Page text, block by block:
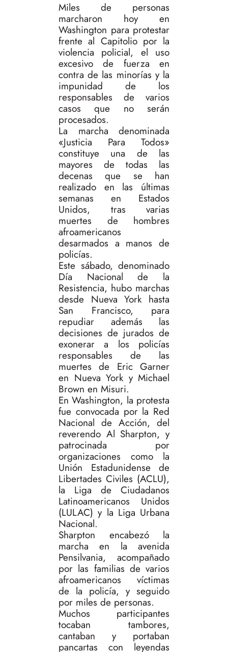
Miles de personas
marcharon hoy en
Washington para protestar
frente al Capitolio por la
violencia policial, el uso
excesivo de fuerza en
contra de las minorías y la
impunidad de los
responsables de varios
casos que no serán
procesados.
La marcha denominada
«Justicia Para Todos»
constituye una de las
mayores de todas las
decenas que se han
realizado en las últimas
semanas en Estados
Unidos, tras varias
muertes de hombres
afroamericanos
desarmados a manos de
policías.
Este sábado, denominado
Día Nacional de la
Resistencia, hubo marchas
desde Nueva York hasta
San Francisco, para
repudiar además las
decisiones de jurados de
exonerar a los policías
responsables de las
muertes de Eric Garner
en Nueva York y Michael
Brown en Misuri.
En Washington, la protesta
fue convocada por la Red
Nacional de Acción, del
reverendo Al Sharpton, y
patrocinada por
organizaciones como la
Unión Estadunidense de
Libertades Civiles (ACLU),
la Liga de Ciudadanos
Latinoamericanos Unidos
(LULAC) y la Liga Urbana
Nacional.
Sharpton encabezó la
marcha en la avenida
Pensilvania, acompañado
por las familias de varios
afroamericanos víctimas
de la policía, y seguido
por miles de personas.
Muchos participantes
tocaban tambores,
cantaban y portaban
pancartas con leyendas